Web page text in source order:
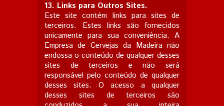
13. Links para Outros Sites.
Este site contém links para sites de
terceiros. Estes links são fornecidos
unicamente para sua conveniência. A
Empresa de Cervejas da Madeira não
endossa o conteúdo de qualquer desses
sites de terceiros e não será
responsável pelo conteúdo de qualquer
desses sites. O acesso a qualquer
desses sites de terceiros são